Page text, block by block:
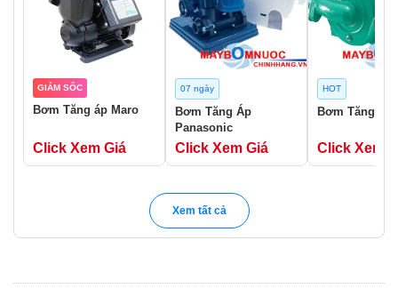
GIẢM SỐC
Bơm Tăng áp Maro
Click Xem Giá
07 ngày
Bơm Tăng Áp
Panasonic
Click Xem Giá
HOT
Bơm Tăng Áp
Click Xem
Xem tất cả